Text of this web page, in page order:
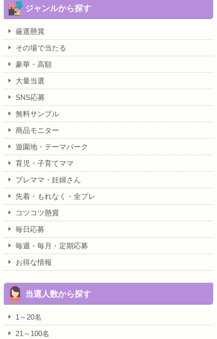
ジャンルから探す
厳選懸賞
その場で当たる
豪華・高額
大量当選
SNS応募
無料サンプル
商品モニター
遊園地・テーマパーク
育児・子育てママ
プレママ・妊婦さん
先着・もれなく・全プレ
コツコツ懸賞
毎日応募
毎週・毎月・定期応募
お得な情報
当選人数から探す
1～20名
21～100名